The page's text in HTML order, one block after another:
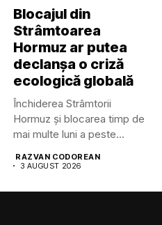
Blocajul din
Strâmtoarea
Hormuz ar putea
declanșa o criză
ecologică globală
Închiderea Strâmtorii
Hormuz și blocarea timp de
mai multe luni a peste...
RAZVAN CODOREAN
3 AUGUST 2026